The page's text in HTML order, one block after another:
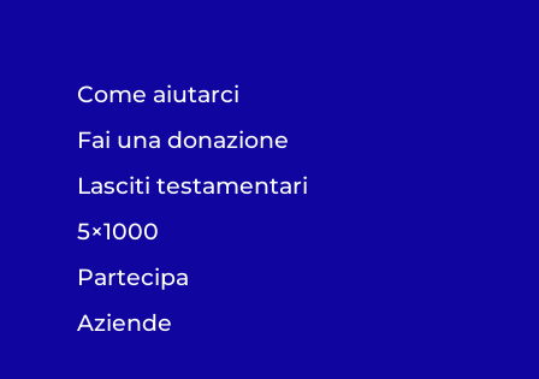
Come aiutarci
Fai una donazione
Lasciti testamentari
5×1000
Partecipa
Aziende